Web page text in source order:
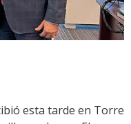
Linkesta tarde en Torre